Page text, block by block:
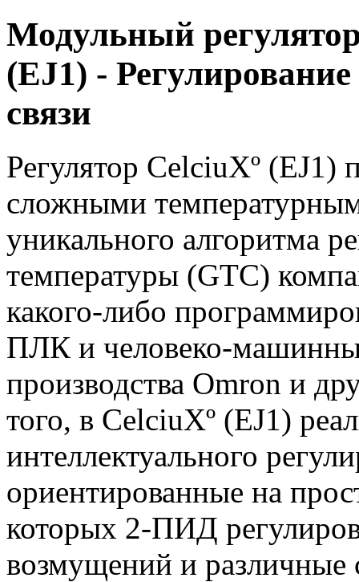
Модульный
(EJ1) -
связи
Регулятор CelciuXº (EJ1)
сложными
уникального алгоритма
температуры (GTC)
какого-либо
ПЛК и человеко-
производства Omron и
того, в CelciuXº (EJ1)
интеллектуального
ориентированные на
которых 2-ПИД
возмущений и различные